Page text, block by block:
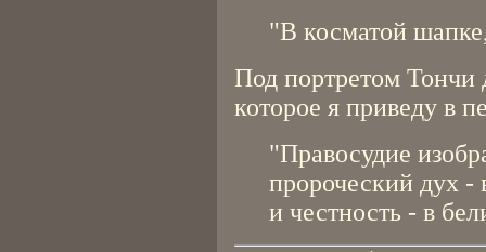
"В косматой
Под портретом Тончи
которое я приведу в
"Правосудие
пророческий дух -
и честность - в